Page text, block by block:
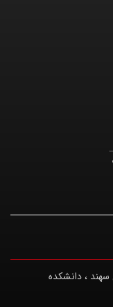
سهند ، دانشکده